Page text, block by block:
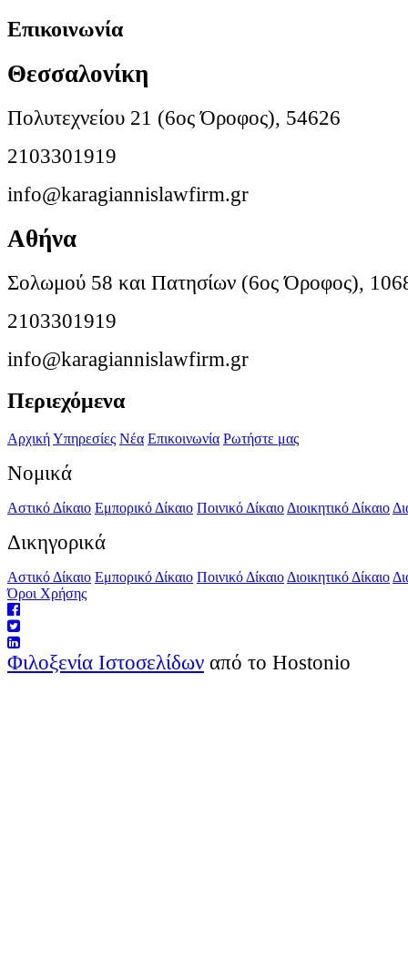
Επικοινωνία
Θεσσαλονίκη
Πολυτεχνείου 21 (6ος Όροφος), 54626
2103301919
info@karagiannislawfirm.gr
Αθήνα
Σολωμού 58 και Πατησίων (6ος Όροφος),
2103301919
info@karagiannislawfirm.gr
Περιεχόμενα
ΑρχικήΥπηρεσίες Νέα Επικοινωνία Ρωτήστε μας
Νομικά
Αστικό Δίκαιο Εμπορικό Δίκαιο Ποινικό Δίκαιο Διοικητικό Δίκαιο
Δικηγορικά
Αστικό Δίκαιο Εμπορικό Δίκαιο Ποινικό Δίκαιο Διοικητικό Δίκαιο
Όροι Χρήσης
Φιλοξενία Ιστοσελίδων από το Hostonio